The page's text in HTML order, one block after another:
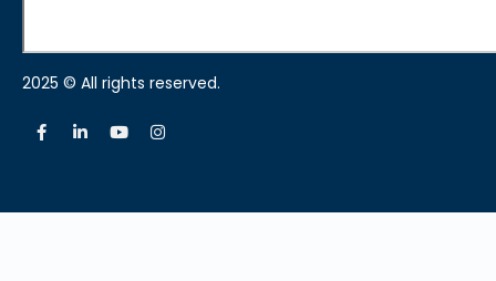
2025 © All rights reserved.